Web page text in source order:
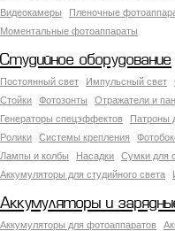
Видеокамеры
Пленочные
Моментальные фотоаппараты
Студийное оборудование
Постоянный свет Импульсный свет
Стойки
Фотозонты Отражатели и
Генераторы спецэффектов
Патроны
Ролики
Системы крепления
Лампы и колбы
Насадки
Сумки для
Аккумуляторы для студийного света
Аккумуляторы и
Аккумуляторы для фотоаппаратов